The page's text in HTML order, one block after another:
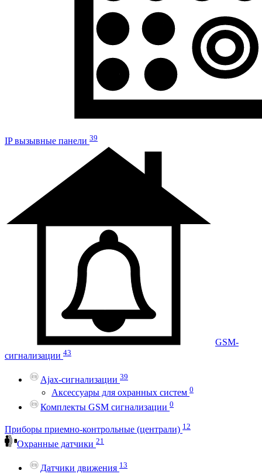
IP вызывные панели 39
GSM-
сигнализации 43
Ajax-сигнализации 39
Аксессуары для охранных систем 0
Комплекты GSM сигнализации 0
Приборы приемно-контрольные (централи) 12
Охранные датчики 21
Датчики движения 13